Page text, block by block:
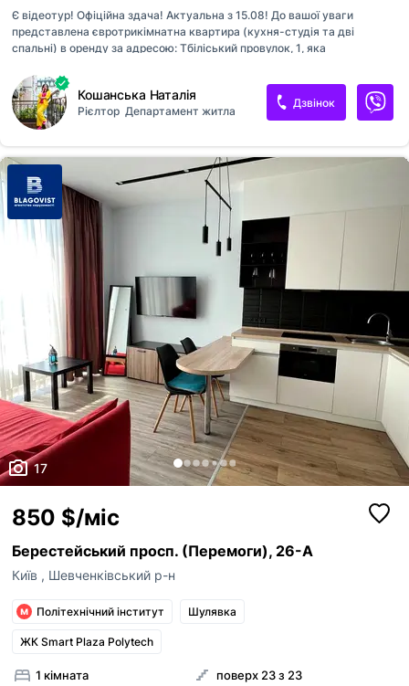
Є відеотур! Офіційна здача! Актуальна з 15.08! До вашої уваги
представлена євротрикімнатна квартира (кухня-студія та дві
спальні) в оренду за адресою: Тбіліський провулок, 1, яка
обладнана всіма необхідними меблями та технікою, дуже світла та
простора, має гарну звукоізоляцію. У пішій доступності
супермаркети, торгові центри, ресторани, велика кількість магазинів,
школи, дитячі садки, поліклініка, стоматологічний кабінет. Тихий і
затишний закритий двір, доброзичливі сусіди, зони для відпочинку та
паркування. Зручна транспортна розв'язка – 15 хвилин до центру
міста, 5 хвилин пішки до метро, зупинки громадського транспорту.
Працюючи...
Кошанська Наталія
Рієлтор Департамент житла
Дзвінок
17
850 $/міс
Берестейський просп. (Перемоги), 26-А
Київ , Шевченківський р-н
Політехнічний інститут Шулявка
ЖК Smart Plaza Polytech
1 кімната
поверх 23 з 23